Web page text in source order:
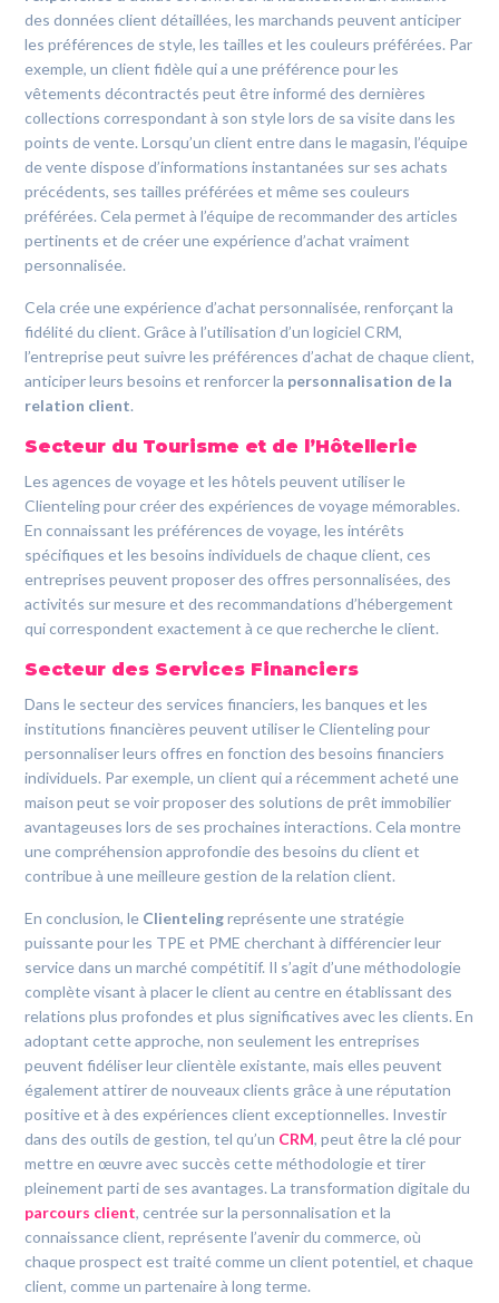
des données client détaillées, les marchands peuvent anticiper
les préférences de style, les tailles et les couleurs préférées. Par
exemple, un client fidèle qui a une préférence pour les
vêtements décontractés peut être informé des dernières
collections correspondant à son style lors de sa visite dans les
points de vente. Lorsqu’un client entre dans le magasin, l’équipe
de vente dispose d’informations instantanées sur ses achats
précédents, ses tailles préférées et même ses couleurs
préférées. Cela permet à l’équipe de recommander des articles
pertinents et de créer une expérience d’achat vraiment
personnalisée.
Cela crée une expérience d’achat personnalisée, renforçant la
fidélité du client. Grâce à l’utilisation d’un logiciel CRM,
l’entreprise peut suivre les préférences d’achat de chaque client,
anticiper leurs besoins et renforcer la personnalisation de la
relation client.
Secteur du Tourisme et de l’Hôtellerie
Les agences de voyage et les hôtels peuvent utiliser le
Clienteling pour créer des expériences de voyage mémorables.
En connaissant les préférences de voyage, les intérêts
spécifiques et les besoins individuels de chaque client, ces
entreprises peuvent proposer des offres personnalisées, des
activités sur mesure et des recommandations d’hébergement
qui correspondent exactement à ce que recherche le client.
Secteur des Services Financiers
Dans le secteur des services financiers, les banques et les
institutions financières peuvent utiliser le Clienteling pour
personnaliser leurs offres en fonction des besoins financiers
individuels. Par exemple, un client qui a récemment acheté une
maison peut se voir proposer des solutions de prêt immobilier
avantageuses lors de ses prochaines interactions. Cela montre
une compréhension approfondie des besoins du client et
contribue à une meilleure gestion de la relation client.
En conclusion, le Clientelingreprésente une stratégie
puissante pour les TPE et PME cherchant à différencier leur
service dans un marché compétitif. Il s’agit d’une méthodologie
complète visant à placer le client au centre en établissant des
relations plus profondes et plus significatives avec les clients. En
adoptant cette approche, non seulement les entreprises
peuvent fidéliser leur clientèle existante, mais elles peuvent
également attirer de nouveaux clients grâce à une réputation
positive et à des expériences client exceptionnelles. Investir
dans des outils de gestion, tel qu’un CRM, peut être la clé pour
mettre en œuvre avec succès cette méthodologie et tirer
pleinement parti de ses avantages. La transformation digitale du
parcours client, centrée sur la personnalisation et la
connaissance client, représente l’avenir du commerce, où
chaque prospect est traité comme un client potentiel, et chaque
client, comme un partenaire à long terme.